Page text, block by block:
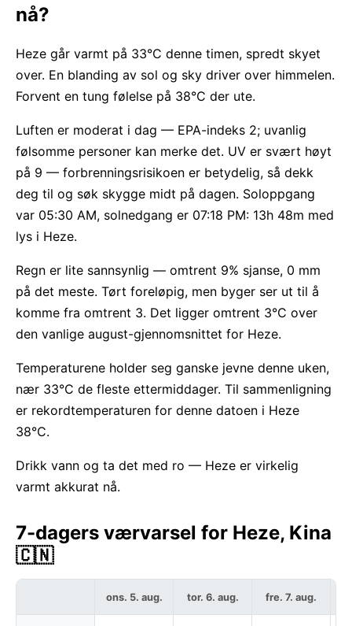
nå?
Heze går varmt på 33°C denne timen, spredt skyet
over. En blanding av sol og sky driver over himmelen.
Forvent en tung følelse på 38°C der ute.
Luften er moderat i dag — EPA-indeks 2; uvanlig
følsomme personer kan merke det. UV er svært høyt
på 9 — forbrenningsrisikoen er betydelig, så dekk
deg til og søk skygge midt på dagen. Soloppgang
var 05:30 AM, solnedgang er 07:18 PM: 13h 48m med
lys i Heze.
Regn er lite sannsynlig — omtrent 9% sjanse, 0 mm
på det meste. Tørt foreløpig, men byger ser ut til å
komme fra omtrent 3. Det ligger omtrent 3°C over
den vanlige august-gjennomsnittet for Heze.
Temperaturene holder seg ganske jevne denne uken,
nær 33°C de fleste ettermiddager. Til sammenligning
er rekordtemperaturen for denne datoen i Heze
38°C.
Drikk vann og ta det med ro — Heze er virkelig
varmt akkurat nå.
7-dagers værvarsel for Heze, Kina
🇨🇳
ons. 5. aug. tor. 6. aug. fre. 7. aug.